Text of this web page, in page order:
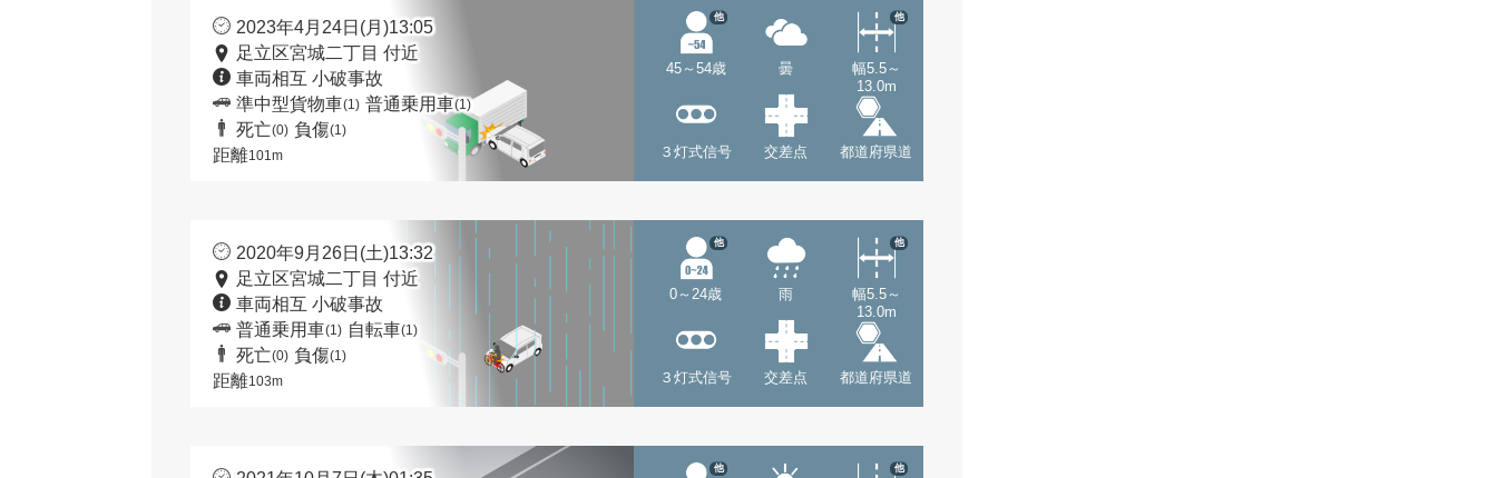
2023年4月24日(月)13:05
足立区宮城二丁目 付近
車両相互 小破事故
準中型貨物車(1) 普通乗用車(1)
死亡(0) 負傷(1)
距離101m
45～54歳
他
曇
幅5.5～
13.0m
他
３灯式信号 交差点 都道府県道
2020年9月26日(土)13:32
足立区宮城二丁目 付近
車両相互 小破事故
普通乗用車(1) 自転車(1)
死亡(0) 負傷(1)
距離103m
0～24歳
他
雨
幅5.5～
13.0m
他
３灯式信号 交差点 都道府県道
他 他